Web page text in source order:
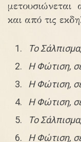
και από τις
Το
Η Φώτιση,
Η Φώτιση,
Η Φώτιση,
Το
Η Φώτιση,